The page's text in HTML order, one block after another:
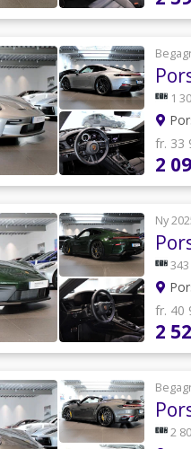
1
fr. 33
2
Ny
fr. 40
2
2